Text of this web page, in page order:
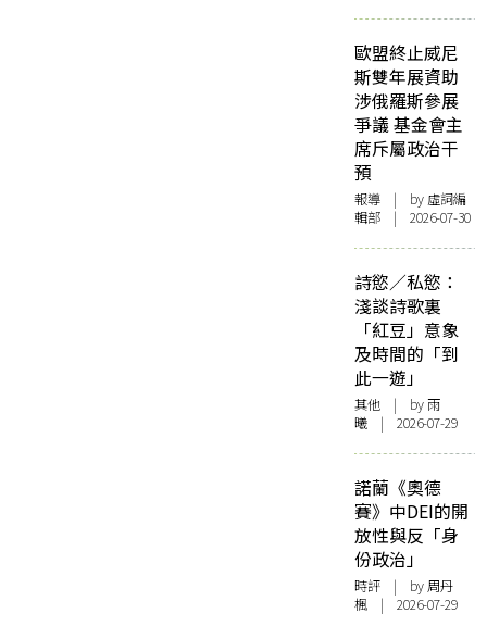
歐盟終止威尼
斯雙年展資助
涉俄羅斯參展
爭議 基金會主
席斥屬政治干
預
報導 | by 虛詞編
輯部 | 2026-07-30
詩慾／私慾：
淺談詩歌裏
「紅豆」意象
及時間的「到
此一遊」
其他 | by 雨
曦 | 2026-07-29
諾蘭《奧德
賽》中DEI的開
放性與反「身
份政治」
時評 | by周丹
楓 | 2026-07-29